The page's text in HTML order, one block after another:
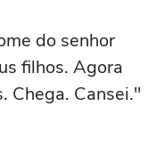
do senhor
filhos. Agora
Chega. Cansei."